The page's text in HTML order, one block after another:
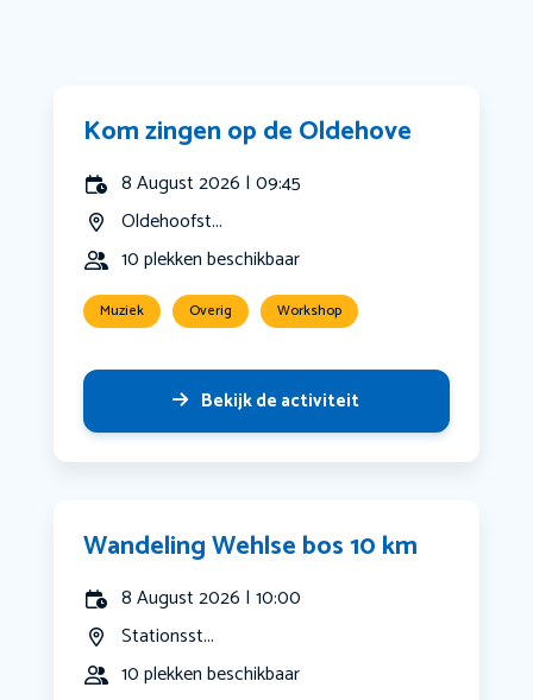
Kom zingen op de Oldehove
8 August 2026 | 09:45
Oldehoofst...
10 plekken beschikbaar
Muziek Overig Workshop
Bekijk de activiteit
Wandeling Wehlse bos 10 km
8 August 2026 | 10:00
Stationsst...
10 plekken beschikbaar